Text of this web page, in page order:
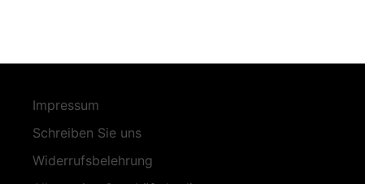
Impressum
Schreiben Sie uns
Widerrufsbelehrung